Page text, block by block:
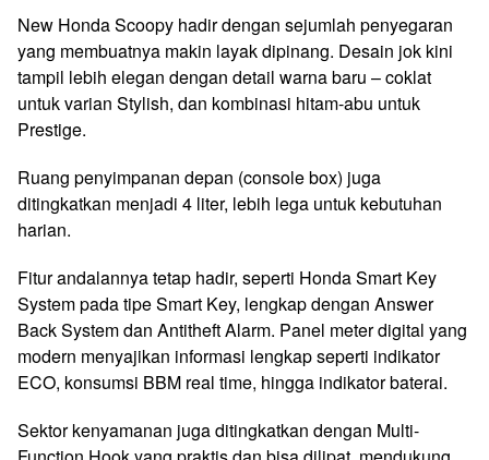
New Honda Scoopy hadir dengan sejumlah penyegaran
yang membuatnya makin layak dipinang. Desain jok kini
tampil lebih elegan dengan detail warna baru – coklat
untuk varian Stylish, dan kombinasi hitam-abu untuk
Prestige.
Ruang penyimpanan depan (console box) juga
ditingkatkan menjadi 4 liter, lebih lega untuk kebutuhan
harian.
Fitur andalannya tetap hadir, seperti Honda Smart Key
System pada tipe Smart Key, lengkap dengan Answer
Back System dan Antitheft Alarm. Panel meter digital yang
modern menyajikan informasi lengkap seperti indikator
ECO, konsumsi BBM real time, hingga indikator baterai.
Sektor kenyamanan juga ditingkatkan dengan Multi-